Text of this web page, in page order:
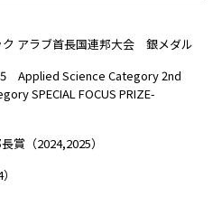
アラブ首長国連邦大会 銀メダル
Applied Science Category 2nd
SPECIAL FOCUS PRIZE-
（2024,2025）